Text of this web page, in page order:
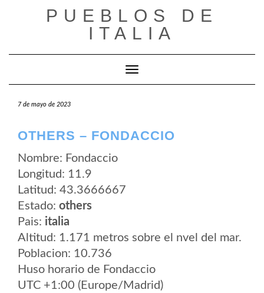
PUEBLOS DE
ITALIA
Cambiar modo de navegación
7 de mayo de 2023
OTHERS – FONDACCIO
Nombre: Fondaccio
Longitud: 11.9
Latitud: 43.3666667
Estado: others
Pais: italia
Altitud: 1.171 metros sobre el nvel del mar.
Poblacion: 10.736
Huso horario de Fondaccio
UTC +1:00 (Europe/Madrid)